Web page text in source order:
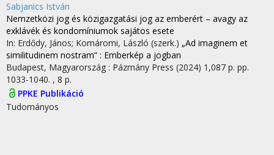
Sabjanics István
Nemzetközi jog és közigazgatási jog az emberért – avagy az
exklávék és kondomíniumok sajátos esete
In: Erdődy, János; Komáromi, László (szerk.) „Ad imaginem et
similitudinem nostram” : Emberkép a jogban
Budapest, Magyarország : Pázmány Press (2024) 1,087 p. pp.
1033-1040. , 8 p.
PPKE Publikáció
Tudományos